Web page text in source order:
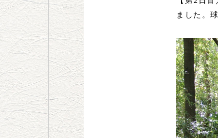
ました。